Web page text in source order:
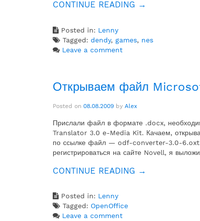
CONTINUE READING «УСТАНОВКА
2.0
→
Posted in: Lenny
Tagged: dendy, games, nes
Leave a comment
Открываем файл
Posted on 08.08.2009 by Alex
Прислали файл в формате .docx,
Translator 3.0 e-Media Kit. Качаем,
по ссылке файл — odf-converter-3.0-6.oxt.
регистрироваться на сайте Novell, я
CONTINUE READING «ОТКРЫВАЕМ
→
Posted in: Lenny
Tagged: OpenOffice
Leave a comment